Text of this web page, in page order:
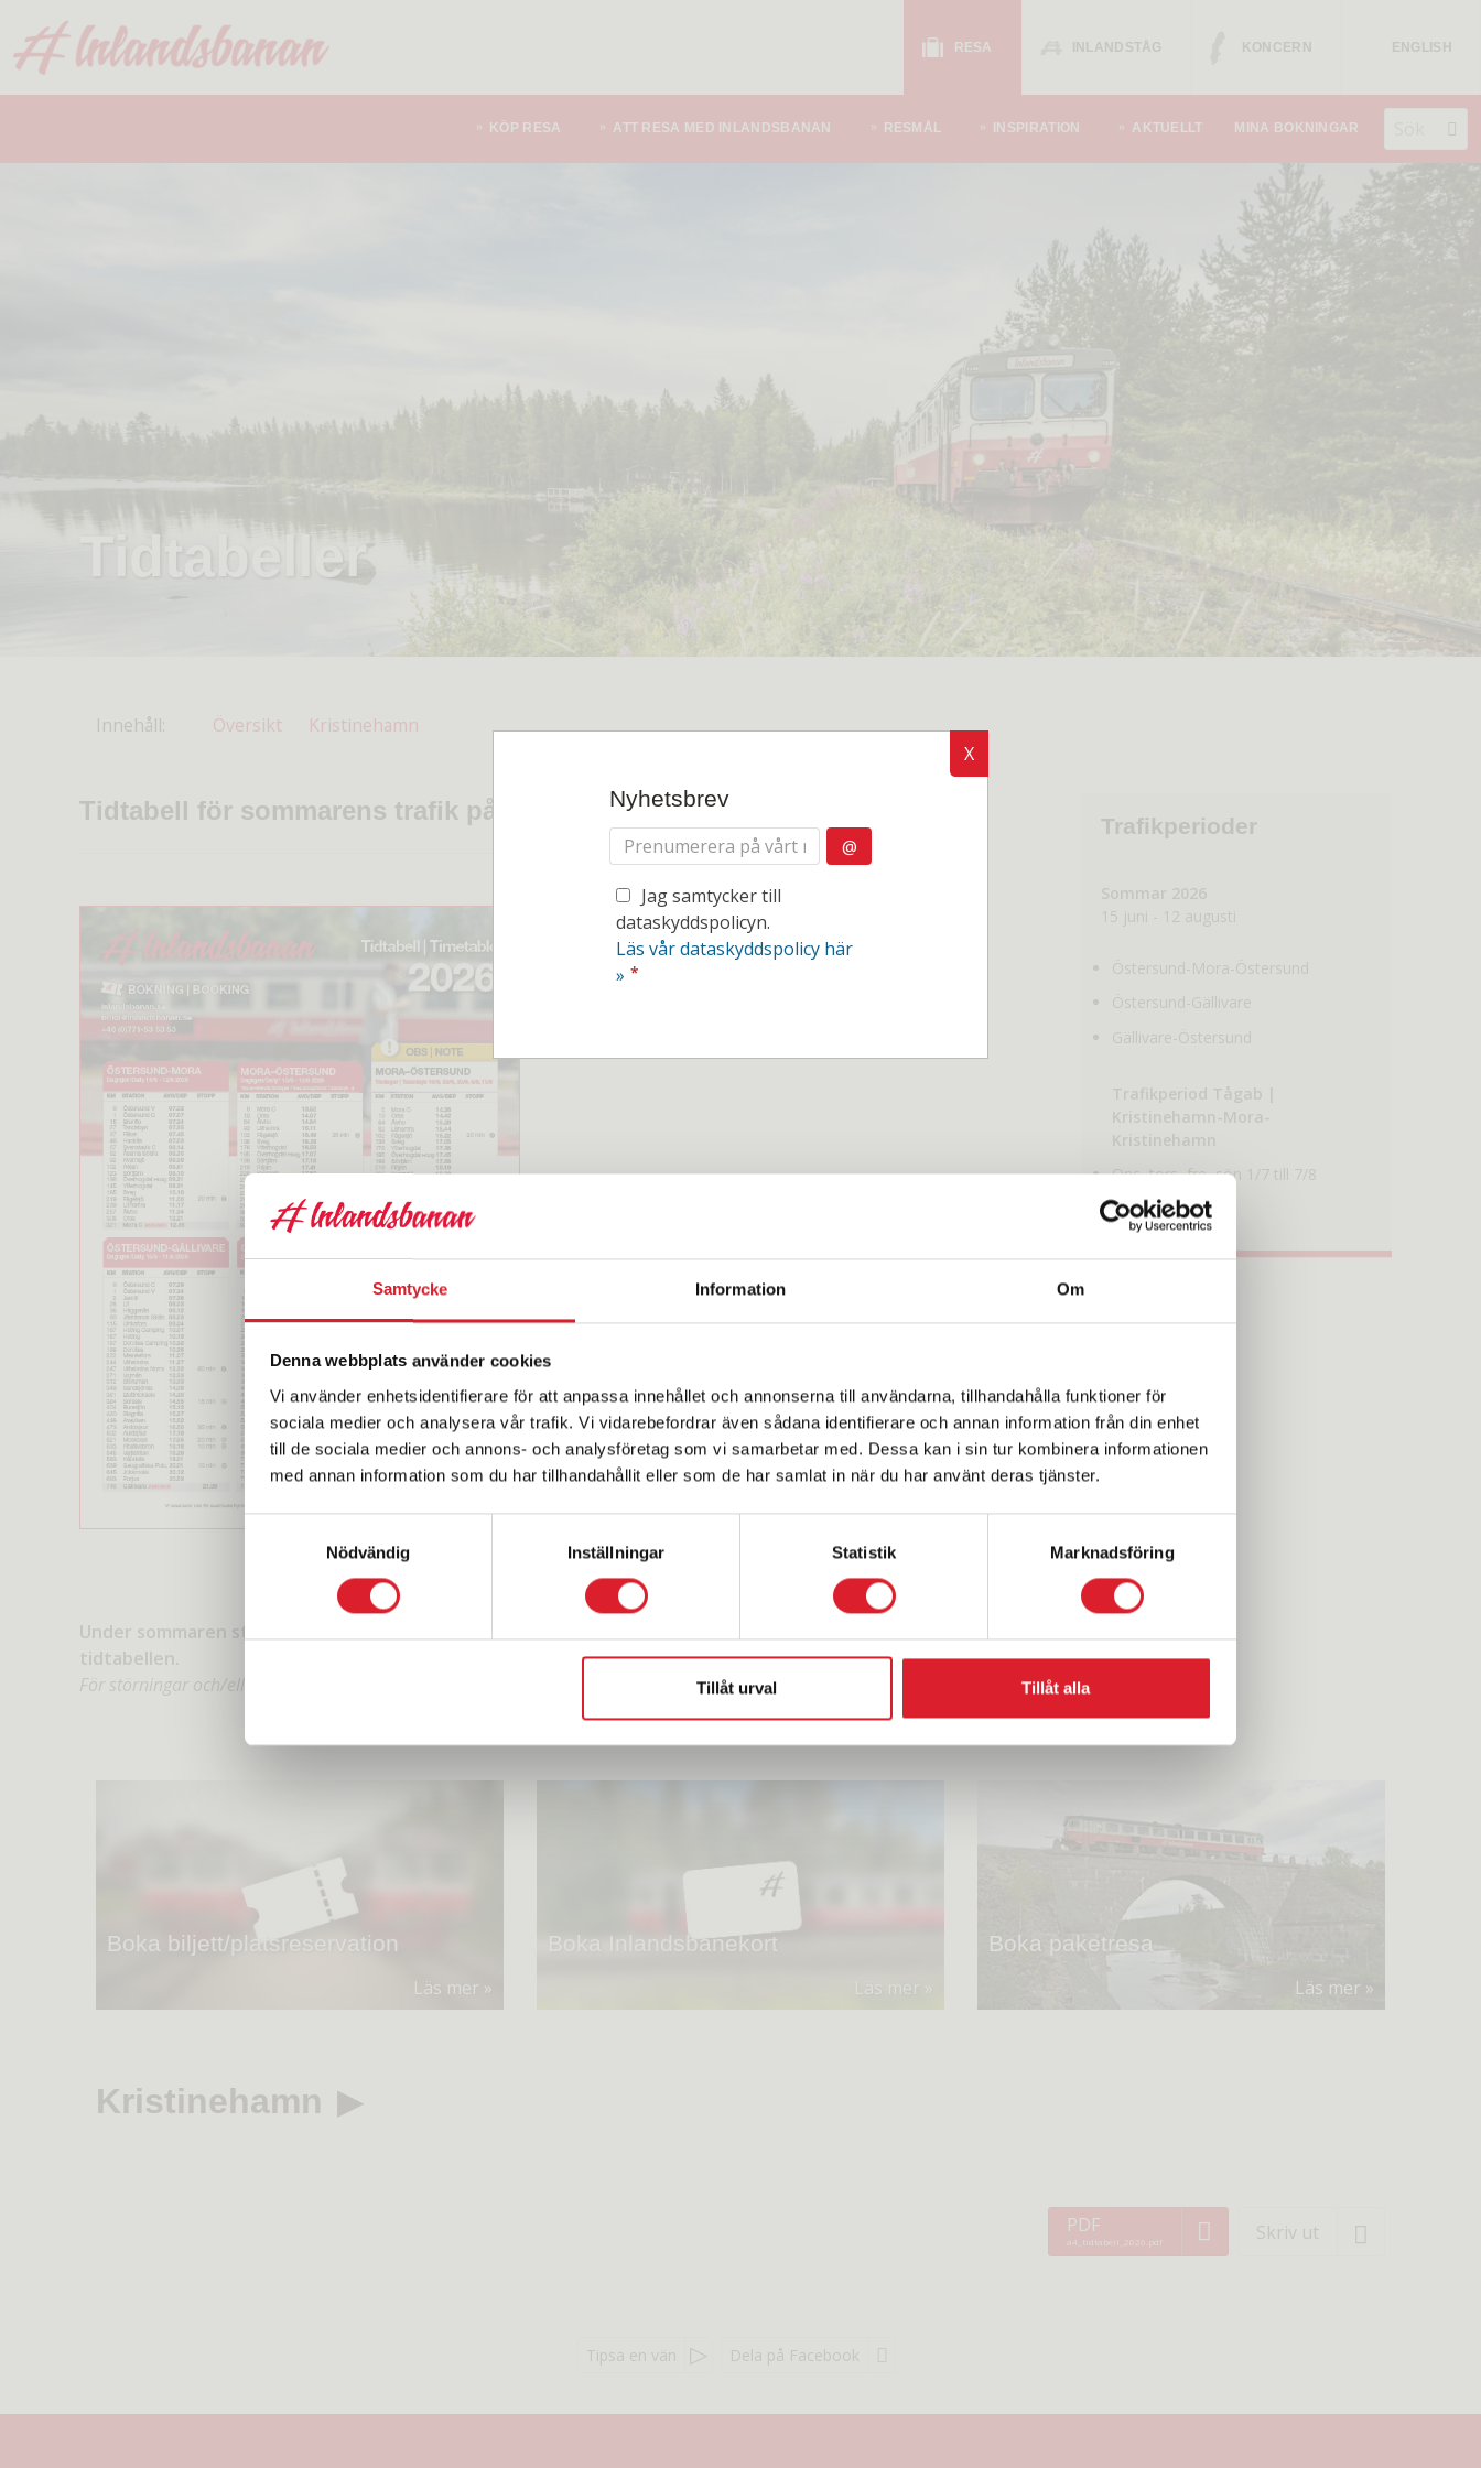
Samtycke Information Om
Denna webbplats använder cookies
Vi använder enhetsidentifierare för att anpassa innehållet och annonserna till användarna, tillhandahålla funktioner för
sociala medier och analysera vår trafik. Vi vidarebefordrar även sådana identifierare och annan information från din enhet
till de sociala medier och annons- och analysföretag som vi samarbetar med. Dessa kan i sin tur kombinera informationen
med annan information som du har tillhandahållit eller som de har samlat in när du har använt deras tjänster.
Samtyckesval
Nödvändig
Inställningar Statistik Marknadsföring
Tillåt urval Tillåt alla
RESA INLANDSTÅG KONCERN ENGLISH
KÖP RESA ATT RESA MED INLANDSBANAN RESMÅL INSPIRATION AKTUELLT MINA BOKNINGAR
Tidtabeller
Innehåll Översikt Kristinehamn
Tidtabell för sommarens trafik på Inlandsbanan
Under sommaren stannar tåget för mat- och fikapauser samt olika sevärdheter vilket framgår i
tidtabellen.
För störningar och/eller planerade avvikande tider se vår
Trafikperioder
Sommar 2026
15 juni - 12 augusti
Östersund-Mora-Östersund
Östersund-Gällivare
Gällivare-Östersund
Trafikperiod Tågab |
Kristinehamn-Mora-
Kristinehamn
Ons, tors, fre, sön 1/7 till 7/8
Boka biljett/platsreservation
Läs mer
Boka Inlandsbanekort
Läs mer
Boka paketresa
Läs mer
Kristinehamn
PDF
a4_tidtabell_2026.pdf Skriv ut
Tipsa en vän Dela på Facebook
Nyhetsbrev
Jag samtycker till
dataskyddspolicyn.
Läs vår dataskyddspolicy här
» *
X